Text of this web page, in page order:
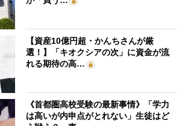
【資産10億円超・かんちさんが厳
選！】「キオクシアの次」に資金が流
れる期待の高…
《首都圏高校受験の最新事情》「学力
は高いが内申点がとれない」生徒はど